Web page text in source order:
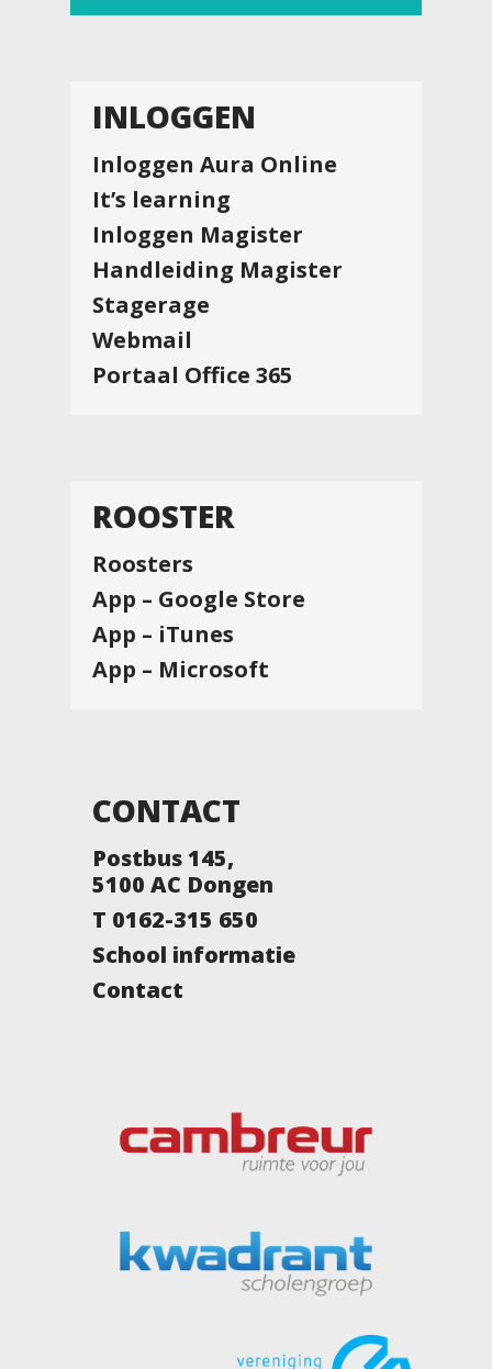
INLOGGEN
Inloggen Aura Online
It’s learning
Inloggen Magister
Handleiding Magister
Stagerage
Webmail
Portaal Office 365
ROOSTER
Roosters
App – Google Store
App – iTunes
App – Microsoft
CONTACT
Postbus 145,
5100 AC Dongen
T 0162-315 650
School informatie
Contact